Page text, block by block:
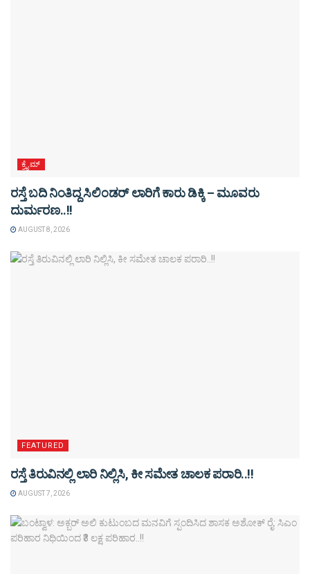
ಕ್ರೈಮ್
ರಸ್ತೆ ಬದಿ ನಿಂತಿದ್ದ ಸಿಲಿಂಡರ್ ಲಾರಿಗೆ ಕಾರು ಡಿಕ್ಕಿ – ಮೂವರು
ದುರ್ಮರಣ..!!
AUGUST 8, 2026
FEATURED
ರಸ್ತೆ ತಿರುವಿನಲ್ಲಿ ಲಾರಿ ನಿಲ್ಲಿಸಿ, ಕೀ ಸಮೇತ ಚಾಲಕ ಪರಾರಿ..!!
AUGUST 7, 2026